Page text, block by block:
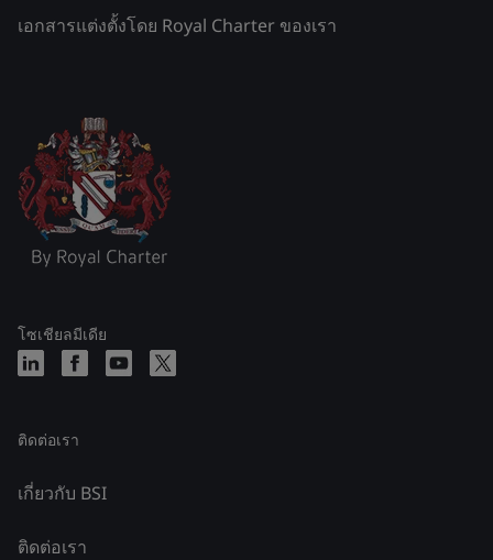
เอกสารแต่งตั้งโดย Royal Charter ของเรา
โซเชียลมีเดีย
ติดต่อเรา
เกี่ยวกับ BSI
ติดต่อเรา